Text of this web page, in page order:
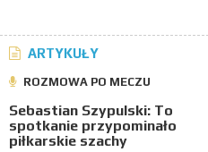
ARTYKUŁY
ROZMOWA PO MECZU
Sebastian Szypulski: To
spotkanie przypominało
piłkarskie szachy